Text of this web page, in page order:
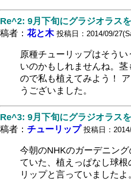
Re^2: 9月下旬にグラジオラス
稿者： 花と木 投稿日：2014/09/
原種チューリップはそう
いのかもしれませんね。
ので私も植えてみよう！
うございました。
Re^3: 9月下旬にグラジオラス
稿者： チューリップ 投稿日：
今朝のNHKのガーデニン
ていた、植えっぱなし球
リップと言っていました